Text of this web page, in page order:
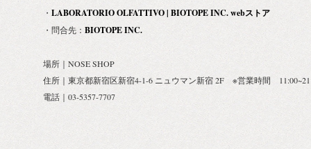
・ LABORATORIO OLFATTIVO | BIOTOPE INC. webストア
・問合先： BIOTOPE INC.
場所｜NOSE SHOP
住所｜東京都新宿区新宿4-1-6 ニュウマン新宿 2F ※営業時間
電話｜03-5357-7707